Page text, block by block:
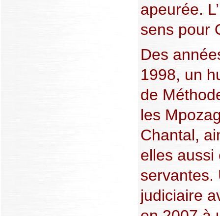
apeurée.
sens pour
Des
1998, un
de
les
Chantal,
elles aussi
servantes.
judiciaire